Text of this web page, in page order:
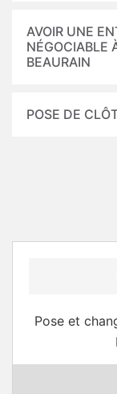
AVOIR UNE
NÉGOCIABLE
BEAURAIN
POSE DE
Pose et